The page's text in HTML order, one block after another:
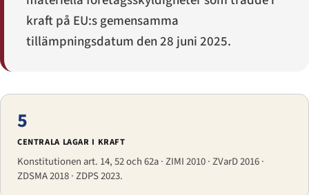
kraft på EU:s gemensamma
tillämpningsdatum den 28 juni 2025.
5
CENTRALA LAGAR I KRAFT
Konstitutionen art. 14, 52 och 62a · ZIMI 2010 · ZVarD 2016 ·
ZDSMA 2018 · ZDPS 2023.